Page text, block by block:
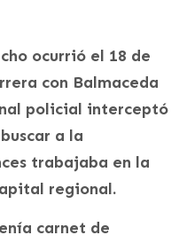
ocurrió el 18 de
con Balmaceda
policial interceptó
a la
trabajaba en la
regional.
carnet de